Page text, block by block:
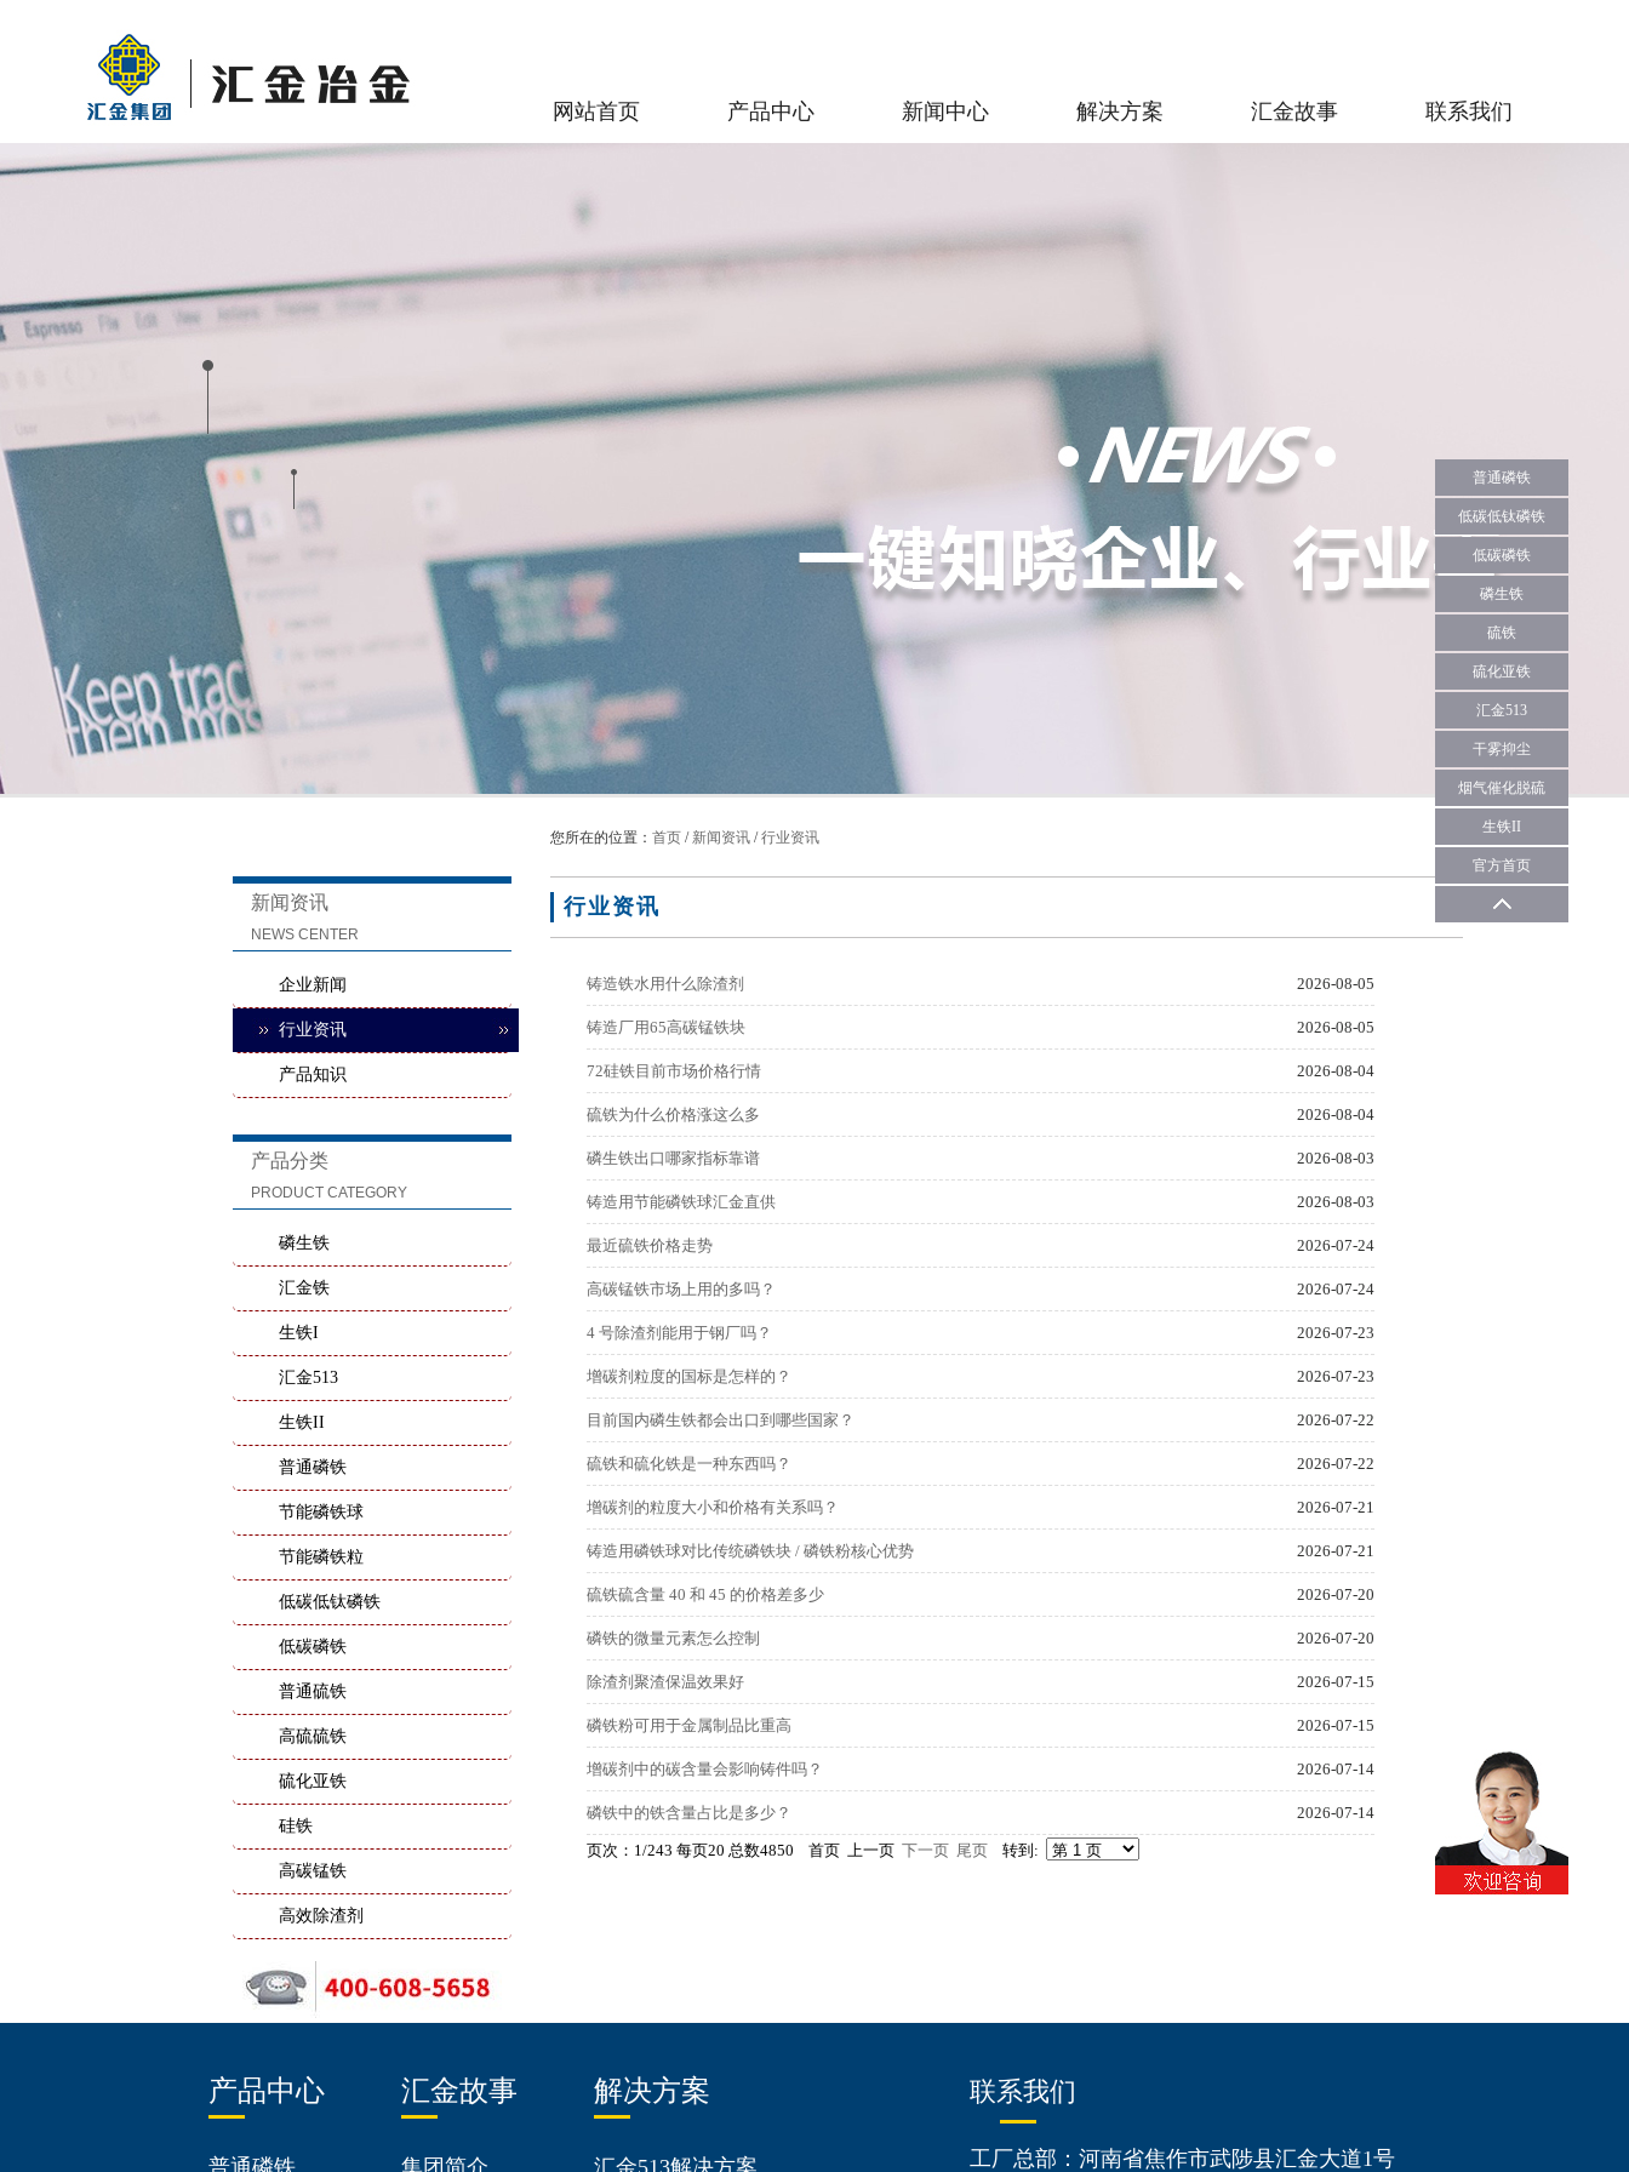
网站首页 产品中心 新闻中心 解决方案 汇金故事 联系我们
您所在的位置： 首页/ 新闻资讯/行业资讯
新闻资讯
NEWS CENTER
企业新闻
行业资讯
产品知识
产品分类
PRODUCT CATEGORY
磷生铁
汇金铁
生铁I
汇金513
生铁II
普通磷铁
节能磷铁球
节能磷铁粒
低碳低钛磷铁
低碳磷铁
普通硫铁
高硫硫铁
硫化亚铁
硅铁
高碳锰铁
高效除渣剂
行业资讯
铸造铁水用什么除渣剂 2026-08-05
铸造厂用65高碳锰铁块 2026-08-05
72硅铁目前市场价格行情 2026-08-04
硫铁为什么价格涨这么多 2026-08-04
磷生铁出口哪家指标靠谱 2026-08-03
铸造用节能磷铁球汇金直供 2026-08-03
最近硫铁价格走势 2026-07-24
高碳锰铁市场上用的多吗？ 2026-07-24
4 号除渣剂能用于钢厂吗？ 2026-07-23
增碳剂粒度的国标是怎样的？ 2026-07-23
目前国内磷生铁都会出口到哪些国家？ 2026-07-22
硫铁和硫化铁是一种东西吗？ 2026-07-22
增碳剂的粒度大小和价格有关系吗？ 2026-07-21
铸造用磷铁球对比传统磷铁块 / 磷铁粉核心优势 2026-07-21
硫铁硫含量 40 和 45 的价格差多少 2026-07-20
磷铁的微量元素怎么控制 2026-07-20
除渣剂聚渣保温效果好 2026-07-15
磷铁粉可用于金属制品比重高 2026-07-15
增碳剂中的碳含量会影响铸件吗？ 2026-07-14
磷铁中的铁含量占比是多少？ 2026-07-14
页次：1/243 每页20 总数4850 首页 上一页 下一页 尾页转到:
产品中心
普通磷铁
汇金故事
集团简介
解决方案
汇金513解决方案
联系我们
工厂总部：河南省焦作市武陟县汇金大道1号
普通磷铁
低碳低钛磷铁
低碳磷铁
磷生铁
硫铁
硫化亚铁
汇金513
干雾抑尘
烟气催化脱硫
生铁II
官方首页